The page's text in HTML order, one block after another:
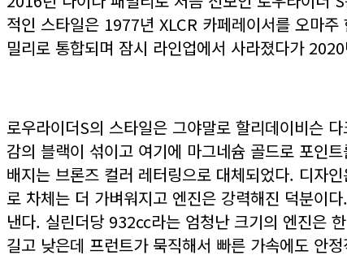
적인 스타일은 1977년 XLCR 카페레이서를 오마
밀리로 통합되며 잠시 라인업에서 사라졌다가
로우라이더S의 스타일은 그야말로 할리데이비슨
감의 블랙이 섞이고 여기에 마그네슘 골드로 포인
배지는 브론즈 컬러 레터링으로 대체되었다. 디자
로 차체는 더 가벼워지고 엔진은 강력해진 덕분
낸다. 실린더당 932cc라는 엄청난 크기의 엔진은
길고 낮은데 프런트가 묵직해서 빠른 가속에도 안